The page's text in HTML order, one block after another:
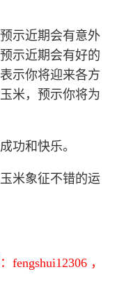
示近期会有意外
示近期会有好的
示你将迎来各方
米，预示你将为
功和快乐。
米象征不错的运
，